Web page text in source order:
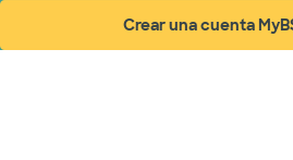
Crear una cuenta(abre